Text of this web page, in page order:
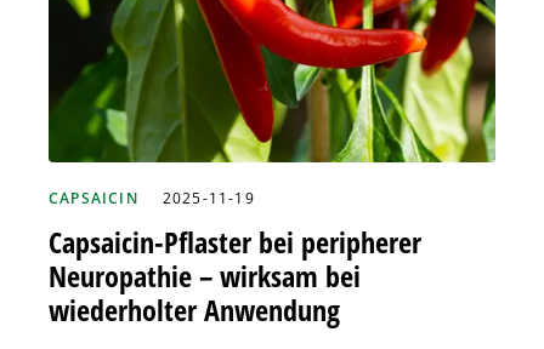
CAPSAICIN 2025-11-19
Capsaicin-Pflaster bei peripherer
Neuropathie – wirksam bei
wiederholter Anwendung